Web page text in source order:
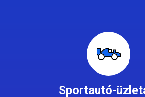
Sportautó-